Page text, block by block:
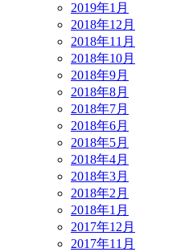
2019年1月
2018年12月
2018年11月
2018年10月
2018年9月
2018年8月
2018年7月
2018年6月
2018年5月
2018年4月
2018年3月
2018年2月
2018年1月
2017年12月
2017年11月